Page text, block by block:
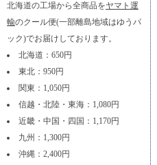
北海道の工場から全商品をヤマト運
輸のクール便(一部離島地域はゆうパ
ック)でお届けしております。
北海道：650円
東北：950円
関東：1,050円
信越・北陸・東海：1,080円
近畿・中国・四国：1,170円
九州：1,300円
沖縄：2,400円